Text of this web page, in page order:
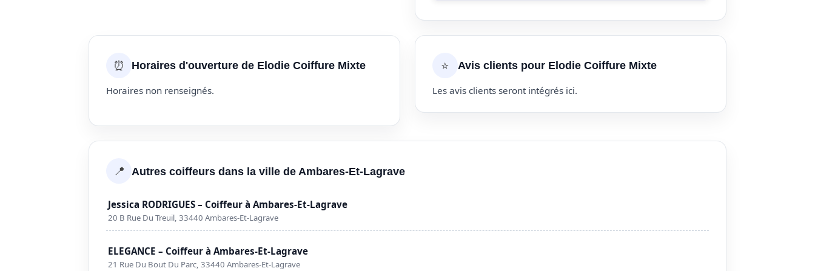
⏰ Horaires d'ouverture de Elodie Coiffure Mixte
Horaires non renseignés.
⭐ Avis clients pour Elodie Coiffure Mixte
Les avis clients seront intégrés ici.
📍 Autres coiffeurs dans la ville de Ambares-Et-Lagrave
Jessica RODRIGUES – Coiffeur à Ambares-Et-Lagrave
20 B Rue Du Treuil, 33440 Ambares-Et-Lagrave
ELEGANCE – Coiffeur à Ambares-Et-Lagrave
21 Rue Du Bout Du Parc, 33440 Ambares-Et-Lagrave